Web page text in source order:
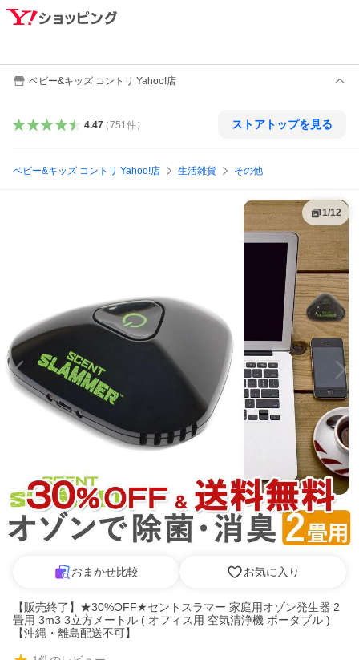
ベビー&キッズ コントリ Yahoo!店
4.47（751件） ストアトップを見る
ベビー&キッズ コントリ Yahoo!店 生活雑貨 その他
1/12
おまかせ比較 お気に入り
【販売終了】★30%OFF★セントスラマー 家庭用オゾン発生器 2
畳用 3m3 3立方メートル ( オフィス用 空気清浄機 ポータブル )
【沖縄・離島配送不可】